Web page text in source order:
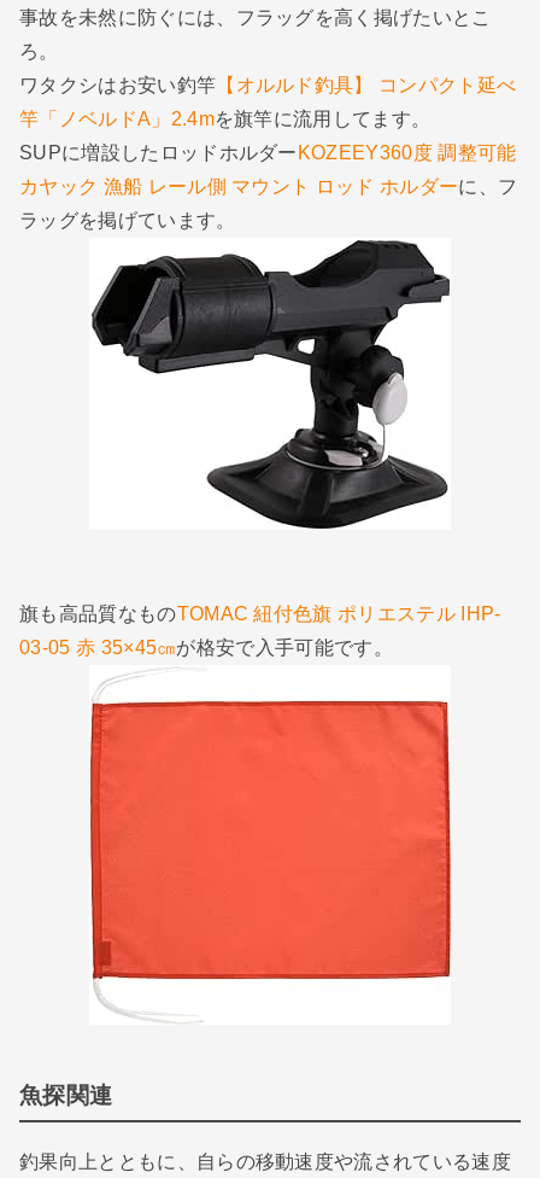
事故を未然に防ぐには、フラッグを高く掲げたいとこ
ろ。
ワタクシはお安い釣竿 【オルルド釣具】 コンパクト延べ
竿「ノベルドA」2.4mを旗竿に流用してます。
SUPに増設したロッドホルダー KOZEEY360度 調整可能
カヤック 漁船 レール側 マウント ロッド ホルダーに、フ
ラッグを掲げています。
旗も高品質なものTOMAC 紐付色旗 ポリエステル IHP-
03-05 赤 35×45㎝が格安で入手可能です。
魚探関連
釣果向上とともに、自らの移動速度や流されている速度